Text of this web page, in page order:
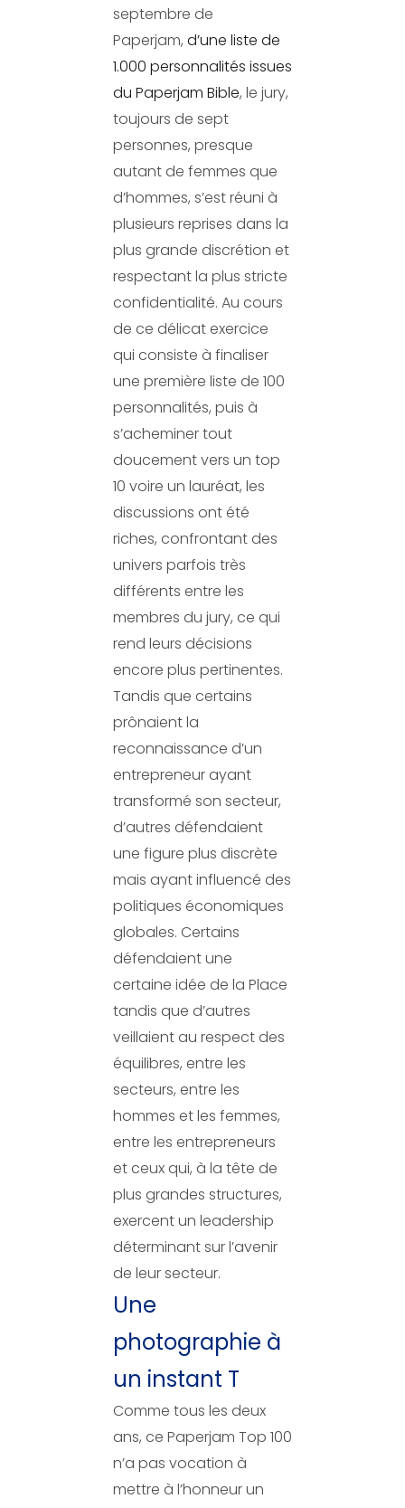
septembre de
Paperjam, d’une liste de
1.000 personnalités issues
du Paperjam Bible, le jury,
toujours de sept
personnes, presque
autant de femmes que
d’hommes, s’est réuni à
plusieurs reprises dans la
plus grande discrétion et
respectant la plus stricte
confidentialité. Au cours
de ce délicat exercice
qui consiste à finaliser
une première liste de 100
personnalités, puis à
s’acheminer tout
doucement vers un top
10 voire un lauréat, les
discussions ont été
riches, confrontant des
univers parfois très
différents entre les
membres du jury, ce qui
rend leurs décisions
encore plus pertinentes.
Tandis que certains
prônaient la
reconnaissance d’un
entrepreneur ayant
transformé son secteur,
d’autres défendaient
une figure plus discrète
mais ayant influencé des
politiques économiques
globales. Certains
défendaient une
certaine idée de la Place
tandis que d’autres
veillaient au respect des
équilibres, entre les
secteurs, entre les
hommes et les femmes,
entre les entrepreneurs
et ceux qui, à la tête de
plus grandes structures,
exercent un leadership
déterminant sur l’avenir
de leur secteur.
Une
photographie à
un instant T
Comme tous les deux
ans, ce Paperjam Top 100
n’a pas vocation à
mettre à l’honneur un